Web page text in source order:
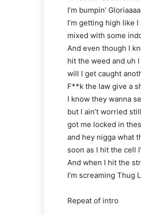
I’m bumpin’
I’m getting high like
mixed with some
And even though I
hit the weed and uh
will I get caught
F**k the law give a
I know they wanna
but I ain’t worried
got me locked in
and hey nigga what
soon as I hit the cell
And when I hit the
I’m screaming Thug
Repeat of intro